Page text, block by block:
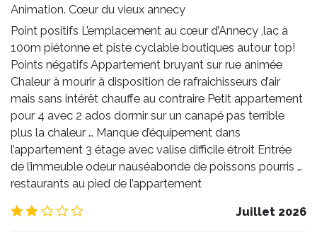
Animation. Cœur du vieux annecy
Point positifs L’emplacement au cœur d’Annecy ,lac à
100m piétonne et piste cyclable boutiques autour top!
Points négatifs Appartement bruyant sur rue animée
Chaleur à mourir à disposition de rafraichisseurs d’air
mais sans intérêt chauffe au contraire Petit appartement
pour 4 avec 2 ados dormir sur un canapé pas terrible
plus la chaleur … Manque d’équipement dans
l’appartement 3 étage avec valise difficile étroit Entrée
de l’immeuble odeur nauséabonde de poissons pourris …
restaurants au pied de l’appartement
Juillet 2026